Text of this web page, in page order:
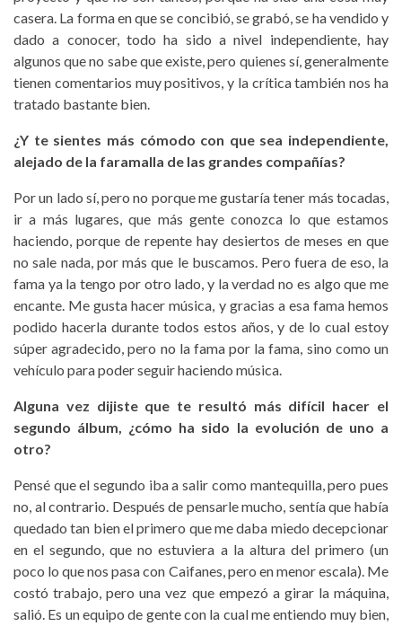
casera. La forma en que se concibió, se grabó, se ha vendido y
dado a conocer, todo ha sido a nivel independiente, hay
algunos que no sabe que existe, pero quienes sí, generalmente
tienen comentarios muy positivos, y la crítica también nos ha
tratado bastante bien.
¿Y te sientes más cómodo con que sea independiente,
alejado de la faramalla de las grandes compañías?
Por un lado sí, pero no porque me gustaría tener más tocadas,
ir a más lugares, que más gente conozca lo que estamos
haciendo, porque de repente hay desiertos de meses en que
no sale nada, por más que le buscamos. Pero fuera de eso, la
fama ya la tengo por otro lado, y la verdad no es algo que me
encante. Me gusta hacer música, y gracias a esa fama hemos
podido hacerla durante todos estos años, y de lo cual estoy
súper agradecido, pero no la fama por la fama, sino como un
vehículo para poder seguir haciendo música.
Alguna vez dijiste que te resultó más difícil hacer el
segundo álbum, ¿cómo ha sido la evolución de uno a
otro?
Pensé que el segundo iba a salir como mantequilla, pero pues
no, al contrario. Después de pensarle mucho, sentía que había
quedado tan bien el primero que me daba miedo decepcionar
en el segundo, que no estuviera a la altura del primero (un
poco lo que nos pasa con Caifanes, pero en menor escala). Me
costó trabajo, pero una vez que empezó a girar la máquina,
salió. Es un equipo de gente con la cual me entiendo muy bien,